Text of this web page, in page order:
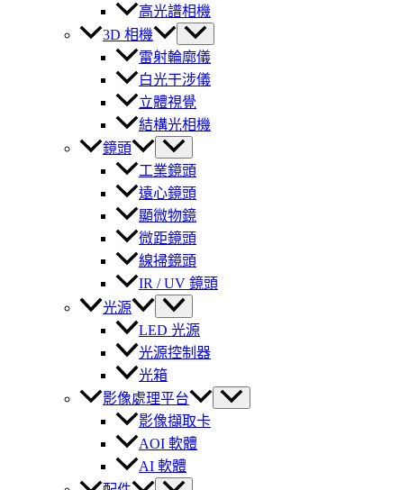
高光譜相機
3D 相機
雷射輪廓儀
白光干涉儀
立體視覺
結構光相機
鏡頭
工業鏡頭
遠心鏡頭
顯微物鏡
微距鏡頭
線掃鏡頭
IR / UV 鏡頭
光源
LED 光源
光源控制器
光箱
影像處理平台
影像擷取卡
AOI 軟體
AI 軟體